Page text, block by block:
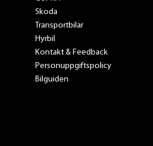
Skoda
Transportbilar
Hyrbil
Kontakt & Feedback
Personuppgiftspolicy
Bilguiden